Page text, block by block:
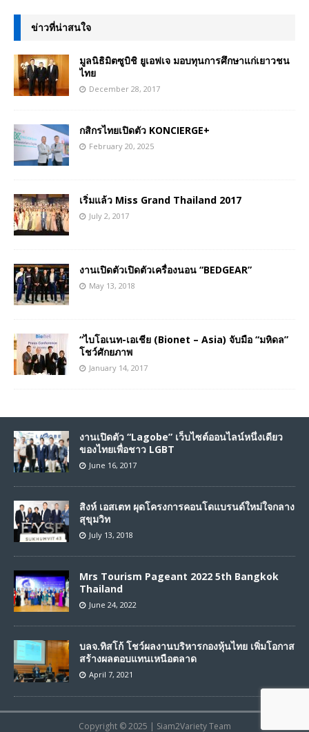
ข่าวที่น่าสนใจ
มูลนิธิมิตซูบิชิ ยูเอฟเจ มอบทุนการศึกษาแก่เยาวชน
ไทย
December 28, 2017
กสิกรไทยเปิดตัว KONCIERGE+
February 20, 2025
เริ่มแล้ว Miss Grand Thailand 2017
July 2, 2017
งานเปิดตัวเปิดตัวเครื่องนอน “BEDGEAR”
May 13, 2018
“ไบโอเนท-เอเชีย (Bionet – Asia) จับมือ “มหิดล”
โชว์ศักยภาพ
January 14, 2017
งานเปิดตัว “Lagobe” เว็บไซต์ออนไลน์หนึ่งเดียว
ของไทยเพื่อชาว LGBT
June 16, 2017
สิงห์ เอสเตท ผุดโครงการคอนโดแบรนด์ใหม่ใจกลาง
สุขุมวิท
July 13, 2018
Mrs Tourism Pageant 2022 5th Bangkok
Thailand
June 24, 2022
บลจ.ทิสโก้ โชว์ผลงานบริหารกองหุ้นไทย เพิ่มโอกาส
สร้างผลตอบแทนเหนือตลาด
April 7, 2021
Copyright © 2025 | Siam2Variety Team